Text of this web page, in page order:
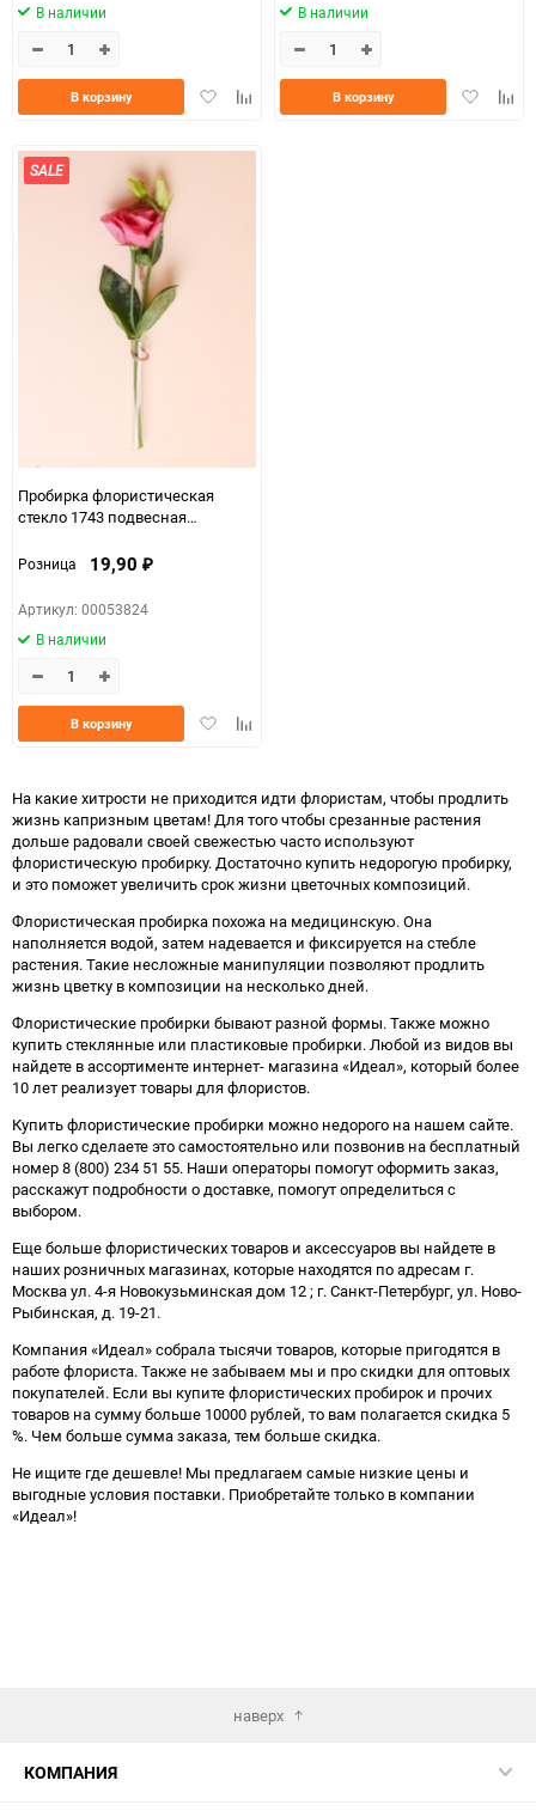
В наличии
ДобавитьДобавить
В корзину
В наличии
Добавить
В корзину
SALE
Пробирка флористическая
стекло 1743 подвесная
Розница 19,90 ₽
Артикул: 00053824
В наличии
ДобавитьДобавить
В корзину
На какие хитрости не приходится идти флористам, чтобы продлить
жизнь капризным цветам! Для того чтобы срезанные растения
дольше радовали своей свежестью часто используют
флористическую пробирку. Достаточно купить недорогую пробирку,
и это поможет увеличить срок жизни цветочных композиций.
Флористическая пробирка похожа на медицинскую. Она
наполняется водой, затем надевается и фиксируется на стебле
растения. Такие несложные манипуляции позволяют продлить
жизнь цветку в композиции на несколько дней.
Флористические пробирки бывают разной формы. Также можно
купить стеклянные или пластиковые пробирки. Любой из видов вы
найдете в ассортименте интернет- магазина «Идеал», который более
10 лет реализует товары для флористов.
Купить флористические пробирки можно недорого на нашем сайте.
Вы легко сделаете это самостоятельно или позвонив на бесплатный
номер 8 (800) 234 51 55. Наши операторы помогут оформить заказ,
расскажут подробности о доставке, помогут определиться с
выбором.
Еще больше флористических товаров и аксессуаров вы найдете в
наших розничных магазинах, которые находятся по адресам г.
Москва ул. 4-я Новокузьминская дом 12 ; г. Санкт-Петербург, ул. Ново-
Рыбинская, д. 19-21.
Компания «Идеал» собрала тысячи товаров, которые пригодятся в
работе флориста. Также не забываем мы и про скидки для оптовых
покупателей. Если вы купите флористических пробирок и прочих
товаров на сумму больше 10000 рублей, то вам полагается скидка 5
%. Чем больше сумма заказа, тем больше скидка.
Не ищите где дешевле! Мы предлагаем самые низкие цены и
выгодные условия поставки. Приобретайте только в компании
«Идеал»!
наверх
КОМПАНИЯ